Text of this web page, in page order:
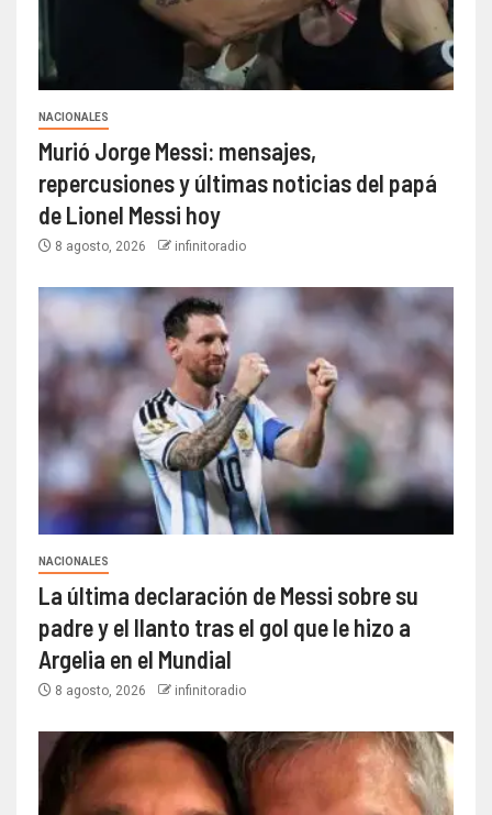
NACIONALES
Murió Jorge Messi: mensajes,
repercusiones y últimas noticias del papá
de Lionel Messi hoy
8 agosto, 2026 infinitoradio
NACIONALES
La última declaración de Messi sobre su
padre y el llanto tras el gol que le hizo a
Argelia en el Mundial
8 agosto, 2026 infinitoradio